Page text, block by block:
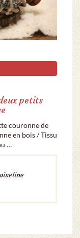
petits
couronne de
en bois / Tissu
…